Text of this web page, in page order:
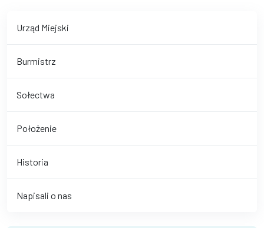
Urząd Miejski
Burmistrz
Sołectwa
Położenie
Historia
Napisali o nas